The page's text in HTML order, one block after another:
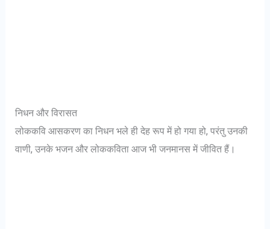
निधन और विरासत
लोककवि आसकरण का निधन भले ही देह रूप में हो गया हो, परंतु उनकी
वाणी, उनके भजन और लोककविता आज भी जनमानस में जीवित हैं।